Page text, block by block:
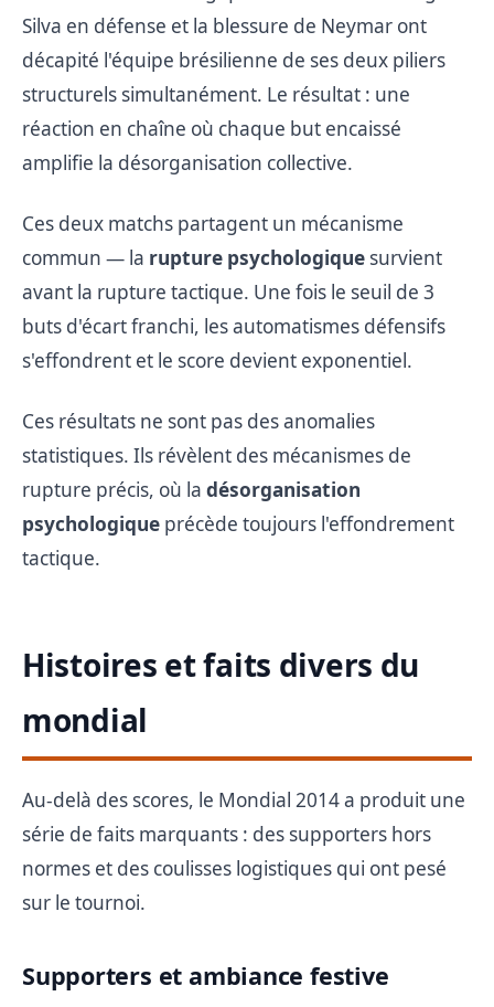
Silva en défense et la blessure de Neymar ont
décapité l'équipe brésilienne de ses deux piliers
structurels simultanément. Le résultat : une
réaction en chaîne où chaque but encaissé
amplifie la désorganisation collective.
Ces deux matchs partagent un mécanisme
commun — la rupture psychologique survient
avant la rupture tactique. Une fois le seuil de 3
buts d'écart franchi, les automatismes défensifs
s'effondrent et le score devient exponentiel.
Ces résultats ne sont pas des anomalies
statistiques. Ils révèlent des mécanismes de
rupture précis, où la désorganisation
psychologique précède toujours l'effondrement
tactique.
Histoires et faits divers du
mondial
Au-delà des scores, le Mondial 2014 a produit une
série de faits marquants : des supporters hors
normes et des coulisses logistiques qui ont pesé
sur le tournoi.
Supporters et ambiance festive